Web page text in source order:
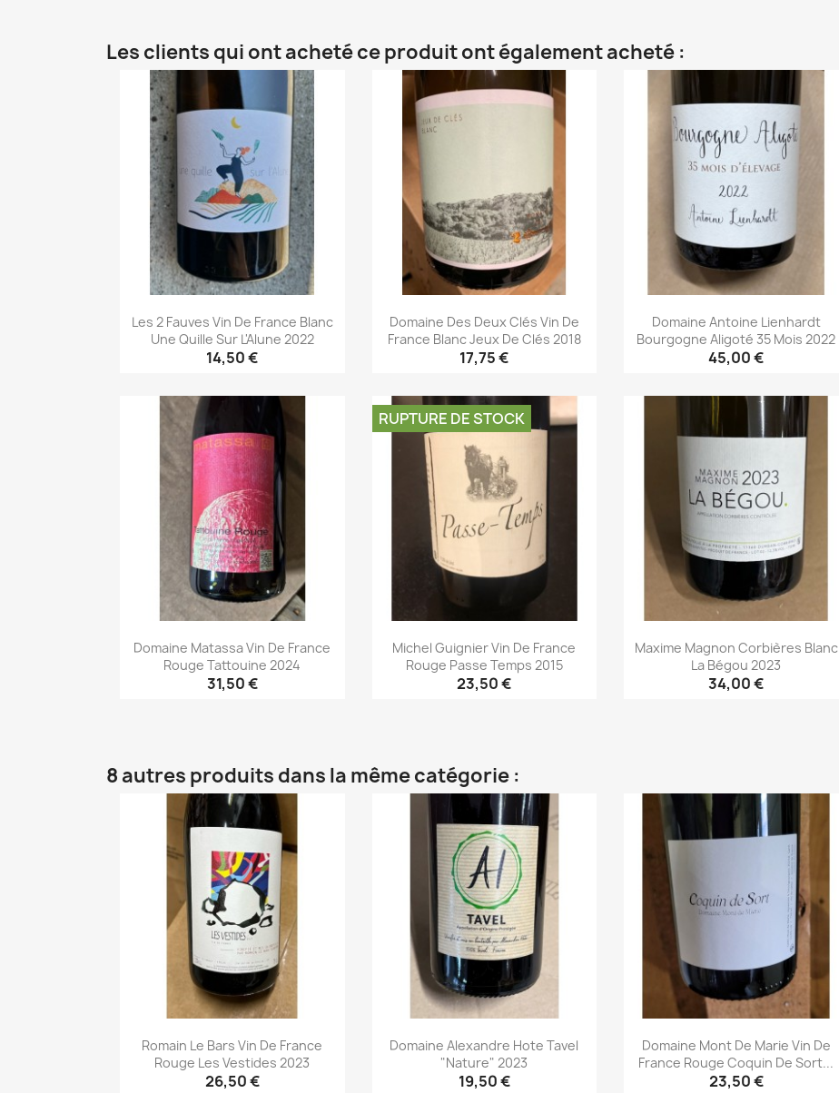
Les clients qui ont acheté ce produit ont également acheté :
Les 2 Fauves Vin De France Blanc
Une Quille Sur L'Alune 2022
14,50 €
Aperçu rapide
Domaine Des Deux Clés Vin De
France Blanc Jeux De Clés 2018
17,75 €
Aperçu rapide
Domaine Antoine Lienhardt
Bourgogne Aligoté 35 Mois 2022
45,00 €
Aperçu rapide
Domaine Matassa Vin De France
Rouge Tattouine 2024
31,50 €
Michel Guignier Vin De France
Rouge Passe Temps 2015
23,50 €
RUPTURE DE STOCK
Maxime Magnon Corbières Blanc
La Bégou 2023
34,00 €
8 autres produits dans la même catégorie :
Romain Le Bars Vin De France
Rouge Les Vestides 2023
26,50 €
Domaine Alexandre Hote Tavel
"Nature" 2023
19,50 €
Domaine Mont De Marie Vin De
France Rouge Coquin De Sort...
23,50 €